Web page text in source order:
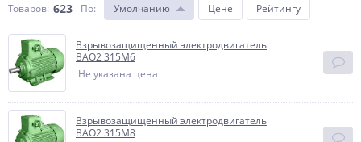
Товаров: 623 По: Умолчанию Цене Рейтингу
Взрывозащищенный электродвигатель
BAO2 315M6
Не указана цена
Взрывозащищенный электродвигатель
BAO2 315M8